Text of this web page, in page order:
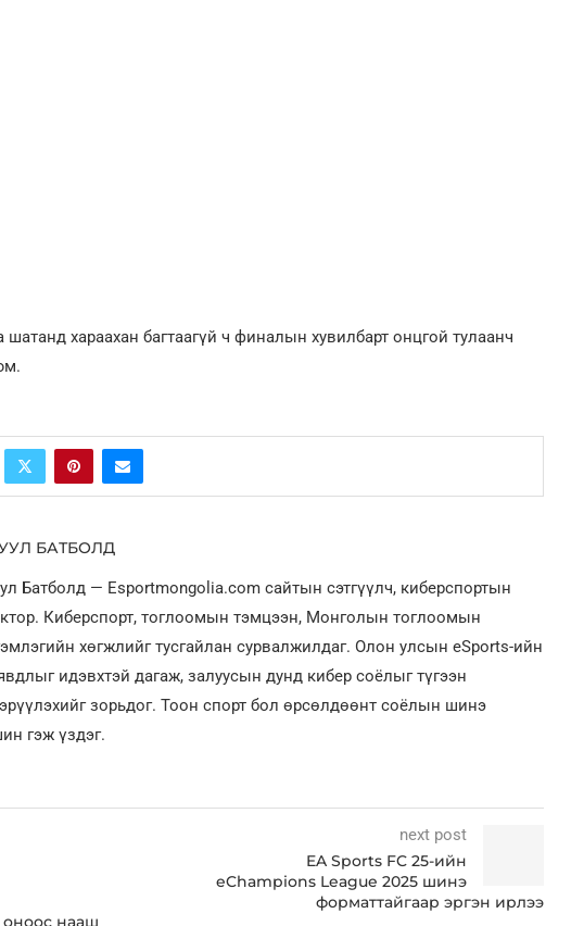
шатанд хараахан багтаагүй ч финалын хувилбарт онцгой тулаанч
БАТБОЛД
Батболд — Esportmongolia.com сайтын сэтгүүлч, киберспортын
Киберспорт, тоглоомын тэмцээн, Монголын тоглоомын
хөгжлийг тусгайлан сурвалжилдаг. Олон улсын eSports-ийн
идэвхтэй дагаж, залуусын дунд кибер соёлыг түгээн
зорьдог. Тоон спорт бол өрсөлдөөнт соёлын шинэ
гэж үздэг.
оноос нааш
next post
EA Sports FC 25-ийн
eChampions League 2025 шинэ
форматтайгаар эргэн ирлээ